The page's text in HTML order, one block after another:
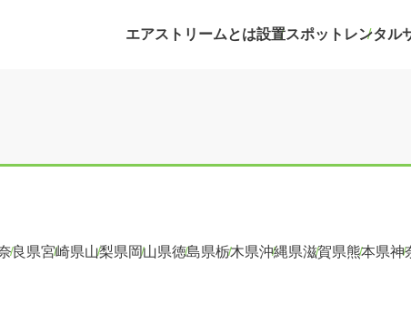
エアストリームとは設置スポット レンタル
良県宮崎県山梨県岡山県徳島県栃木県沖縄県滋賀県熊本県神